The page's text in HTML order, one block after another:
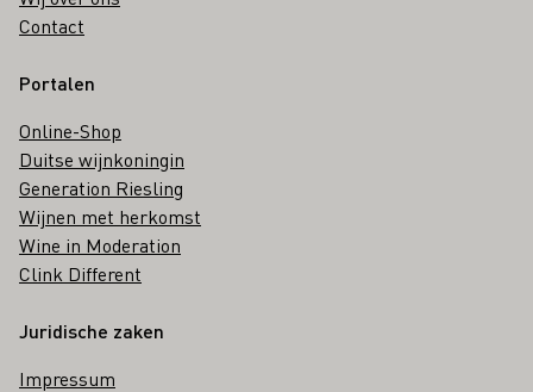
Contact
Portalen
Online-Shop
Duitse wijnkoningin
Generation Riesling
Wijnen met herkomst
Wine in Moderation
Clink Different
Juridische zaken
Impressum